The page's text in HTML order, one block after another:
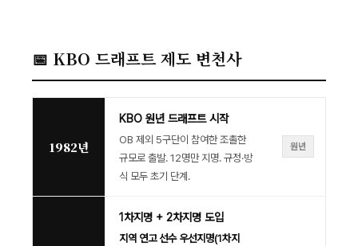
📅 KBO 드래프트 제도 변천사
1982년
KBO 원년 드래프트 시작
OB 제외 5구단이 참여한 조촐한
규모로 출발. 12명만 지명. 규정·방
식 모두 초기 단계.
원년
1차지명 + 2차지명 도입
지역 연고 선수 우선지명(1차지